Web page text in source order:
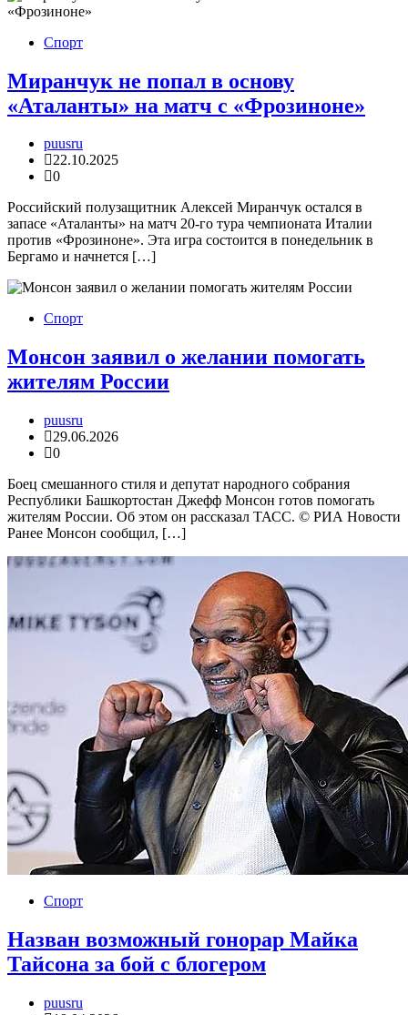
Спорт
Миранчук не попал в основу
«Аталанты» на матч с «Фрозиноне»
puusru
22.10.2025
0
Российский полузащитник Алексей Миранчук остался в
запасе «Аталанты» на матч 20-го тура чемпионата Италии
против «Фрозиноне». Эта игра состоится в понедельник в
Бергамо и начнется […]
Спорт
Монсон заявил о желании помогать
жителям России
puusru
29.06.2026
0
Боец смешанного стиля и депутат народного собрания
Республики Башкортостан Джефф Монсон готов помогать
жителям России. Об этом он рассказал ТАСС. © РИА Новости
Ранее Монсон сообщил, […]
Спорт
Назван возможный гонорар Майка
Тайсона за бой с блогером
puusru